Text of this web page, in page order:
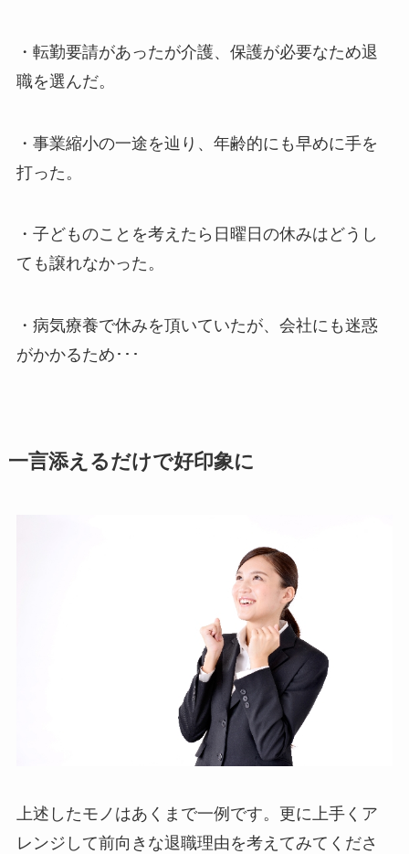
・転勤要請があったが介護、保護が必要なため退
職を選んだ。
・事業縮小の一途を辿り、年齢的にも早めに手を
打った。
・子どものことを考えたら日曜日の休みはどうし
ても譲れなかった。
・病気療養で休みを頂いていたが、会社にも迷惑
がかかるため･･･
一言添えるだけで好印象に
上述したモノはあくまで一例です。更に上手くア
レンジして前向きな退職理由を考えてみてくださ